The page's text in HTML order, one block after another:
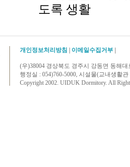
도록 생활
개인정보처리방침 이메일수집거부
(우)38004 경상북도 경주시 강동면 동해
행정실 : 054)760-5000, 시설물(교내생활
Copyright 2002. UIDUK Dormitory. All